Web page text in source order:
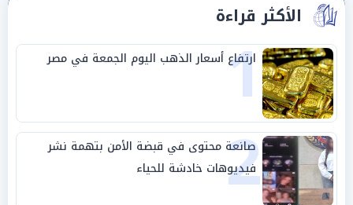
الأكثر قراءة
1
ارتفاع أسعار الذهب اليوم الجمعة في مصر
2
صانعة محتوى في قبضة الأمن بتهمة نشر
فيديوهات خادشة للحياء